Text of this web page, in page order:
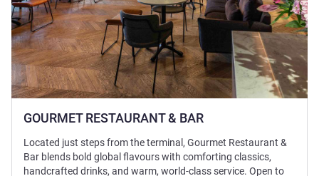
GOURMET RESTAURANT & BAR
Located just steps from the terminal, Gourmet Restaurant &
Bar blends bold global flavours with comforting classics,
handcrafted drinks, and warm, world-class service. Open to